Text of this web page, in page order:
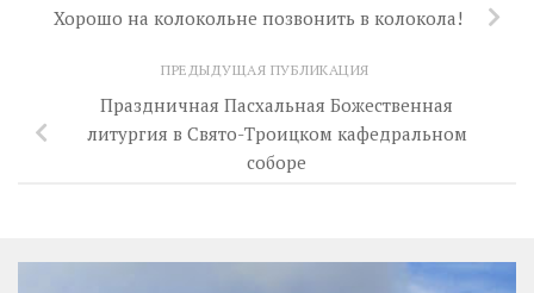
Хорошо на колокольне позвонить в колокола!
ПРЕДЫДУЩАЯ ПУБЛИКАЦИЯ
Праздничная Пасхальная Божественная
литургия в Свято-Троицком кафедральном
соборе